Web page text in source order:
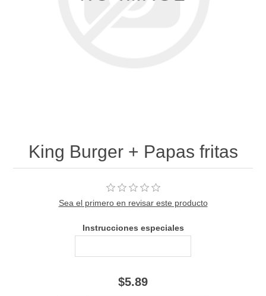
King Burger + Papas fritas
Sea el primero en revisar este producto
Instrucciones especiales
$5.89